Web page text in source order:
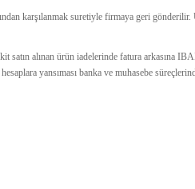
karşılanmak suretiyle firmaya geri
satın alınan ürün iadelerinde fatura arkasına
yansıması banka ve muhasebe